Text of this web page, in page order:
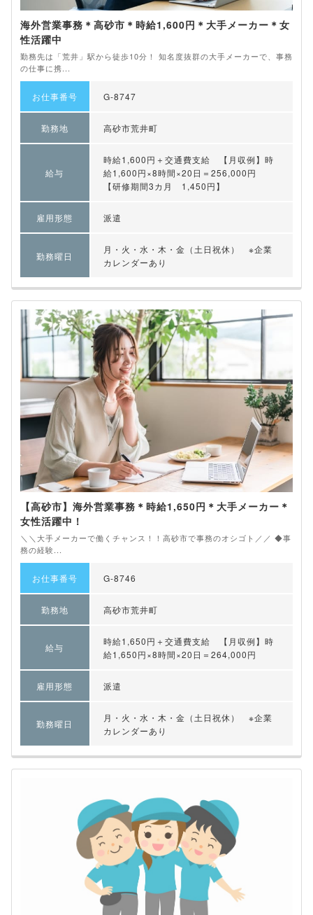
海外営業事務＊高砂市＊時給1,600円＊大手メーカー＊女
性活躍中
勤務先は「荒井」駅から徒歩10分！ 知名度抜群の大手メーカーで、事務
の仕事に携...
お仕事番号 G-8747
勤務地 高砂市荒井町
給与
時給1,600円＋交通費支給 【月収例】時
給1,600円×8時間×20日＝256,000円
【研修期間3カ月 1,450円】
雇用形態 派遣
勤務曜日
月・火・水・木・金（土日祝休） ※企業
カレンダーあり
【高砂市】海外営業事務＊時給1,650円＊大手メーカー＊
女性活躍中！
＼＼大手メーカーで働くチャンス！！高砂市で事務のオシゴト／／ ◆事
務の経験...
お仕事番号 G-8746
勤務地 高砂市荒井町
給与
時給1,650円＋交通費支給 【月収例】時
給1,650円×8時間×20日＝264,000円
雇用形態 派遣
勤務曜日
月・火・水・木・金（土日祝休） ※企業
カレンダーあり